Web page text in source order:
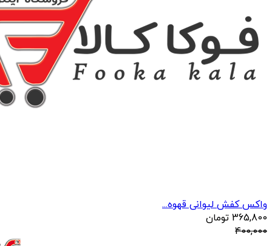
واکس کفش لیوانی قهوه...
365,800 تومان
400,000